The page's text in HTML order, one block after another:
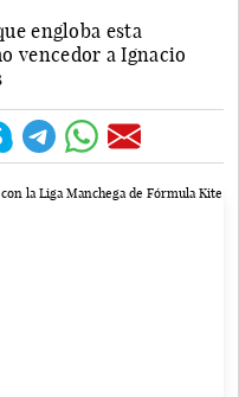
engloba esta
vencedor a Ignacio